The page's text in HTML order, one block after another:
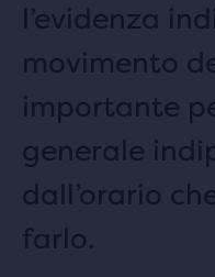
l’evidenza
movimento
importante
generale
dall’orario
farlo.